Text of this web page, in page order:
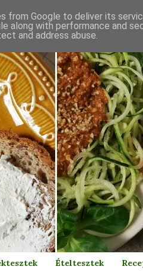
Ételtesztek
from Google to deliver its
along with performance and
and address abuse.